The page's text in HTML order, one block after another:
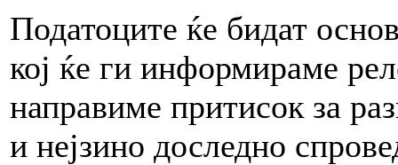
Податоците ќе бидат
кој ќе ги информираме
направиме притисок за
и нејзино доследно